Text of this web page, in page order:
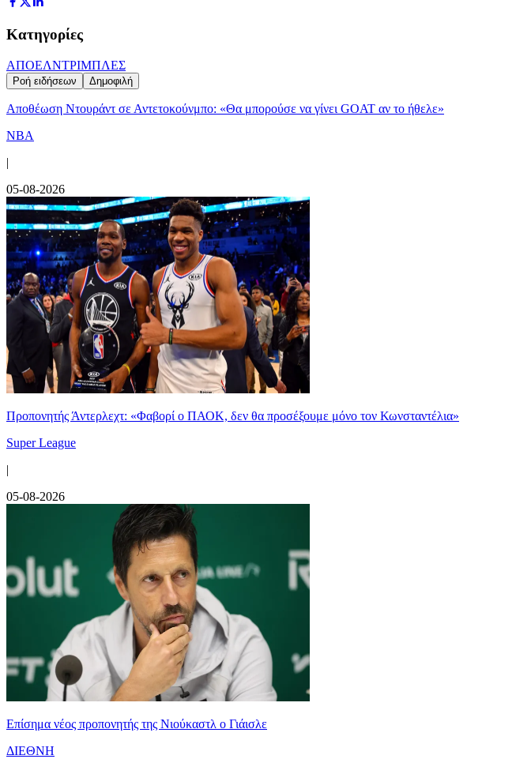
Κατηγορίες
ΑΠΟΕΛΝΤΡΙΜΠΛΕΣ
Ροή ειδήσεων Δημοφιλή
Αποθέωση Ντουράντ σε Αντετοκούνμπο: «Θα μπορούσε να γίνει GOAT αν το ήθελε»
NBA
|
05-08-2026
Προπονητής Άντερλεχτ: «Φαβορί ο ΠΑΟΚ, δεν θα προσέξουμε μόνο τον Κωνσταντέλια»
Super League
|
05-08-2026
Επίσημα νέος προπονητής της Νιούκαστλ ο Γιάισλε
ΔΙΕΘΝΗ